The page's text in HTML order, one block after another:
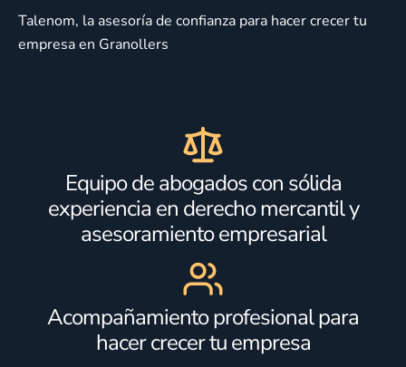
Talenom, la asesoría de confianza para hacer crecer tu
empresa en Granollers
Equipo de abogados con sólida
experiencia en derecho mercantil y
asesoramiento empresarial
Acompañamiento profesional para
hacer crecer tu empresa